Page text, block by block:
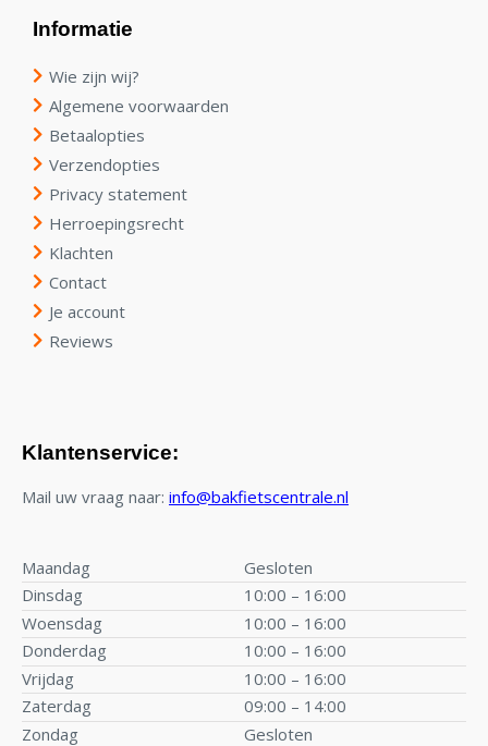
Informatie
Wie zijn wij?
Algemene voorwaarden
Betaalopties
Verzendopties
Privacy statement
Herroepingsrecht
Klachten
Contact
Je account
Reviews
Klantenservice:
Mail uw vraag naar: info@bakfietscentrale.nl
Maandag
Gesloten
Dinsdag
10:00 – 16:00
Woensdag
10:00 – 16:00
Donderdag
10:00 – 16:00
Vrijdag
10:00 – 16:00
Zaterdag
09:00 – 14:00
Zondag
Gesloten